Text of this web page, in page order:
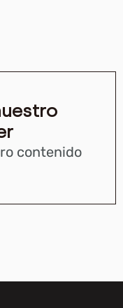
contenido